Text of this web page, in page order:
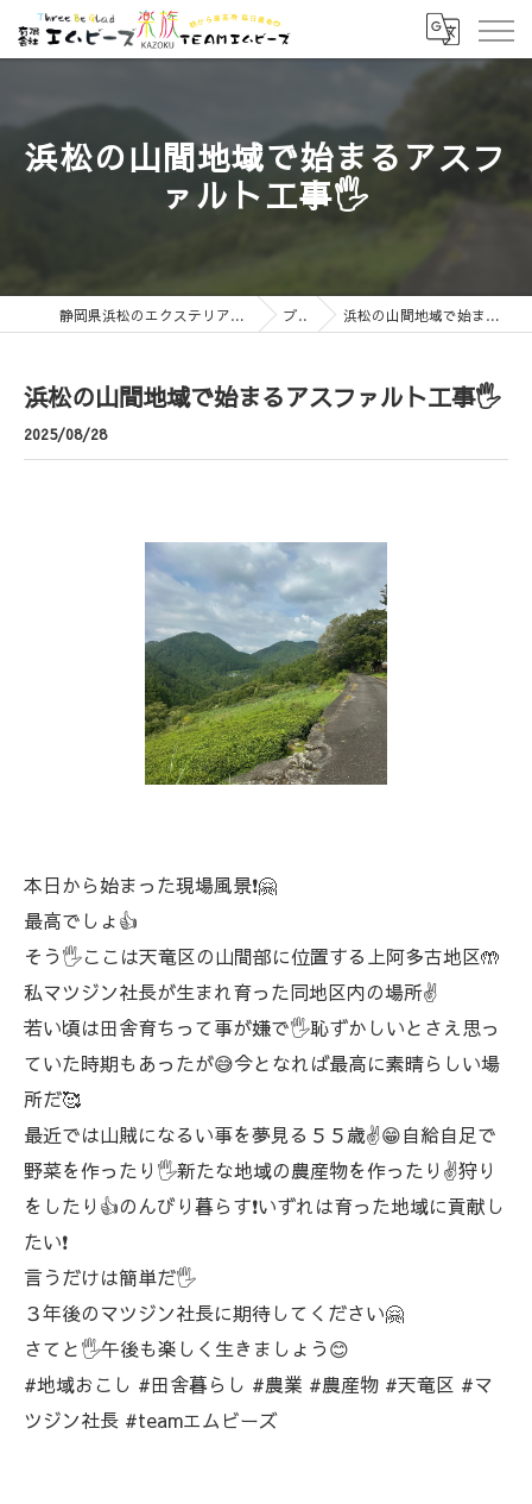
浜松の山間地域で始まるアスフ
ァルト工事🖐️
静岡県浜松のエクステリアなら有限会社エムビーズ ブログ 浜松の山間地域で始まるアスファルト工事🖐️
浜松の山間地域で始まるアスファルト工事🖐️
2025/08/28
本日から始まった現場風景❗🤗
最高でしょ👍
そう🖐️ここは天竜区の山間部に位置する上阿多古地区🤲
私マツジン社長が生まれ育った同地区内の場所✌️
若い頃は田舎育ちって事が嫌で🖐️恥ずかしいとさえ思っ
ていた時期もあったが😅今となれば最高に素晴らしい場
所だ🥰
最近では山賊になるい事を夢見る５５歳✌️😁自給自足で
野菜を作ったり🖐️新たな地域の農産物を作ったり✌️狩り
をしたり👍のんびり暮らす❗いずれは育った地域に貢献し
たい❗
言うだけは簡単だ🖐️
３年後のマツジン社長に期待してください🤗
さてと🖐️午後も楽しく生きましょう😊
#地域おこし #田舎暮らし #農業 #農産物 #天竜区 #マ
ツジン社長 #teamエムビーズ